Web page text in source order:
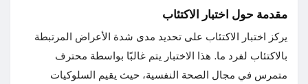
مقدمة حول اختبار الاكتئاب
يركز اختبار الاكتئاب على تحديد مدى شدة الأعراض المرتبطة
بالاكتئاب لفرد ما. هذا الاختبار يتم غالبًا بواسطة محترف
متمرس في مجال الصحة النفسية، حيث يقيم السلوكيات